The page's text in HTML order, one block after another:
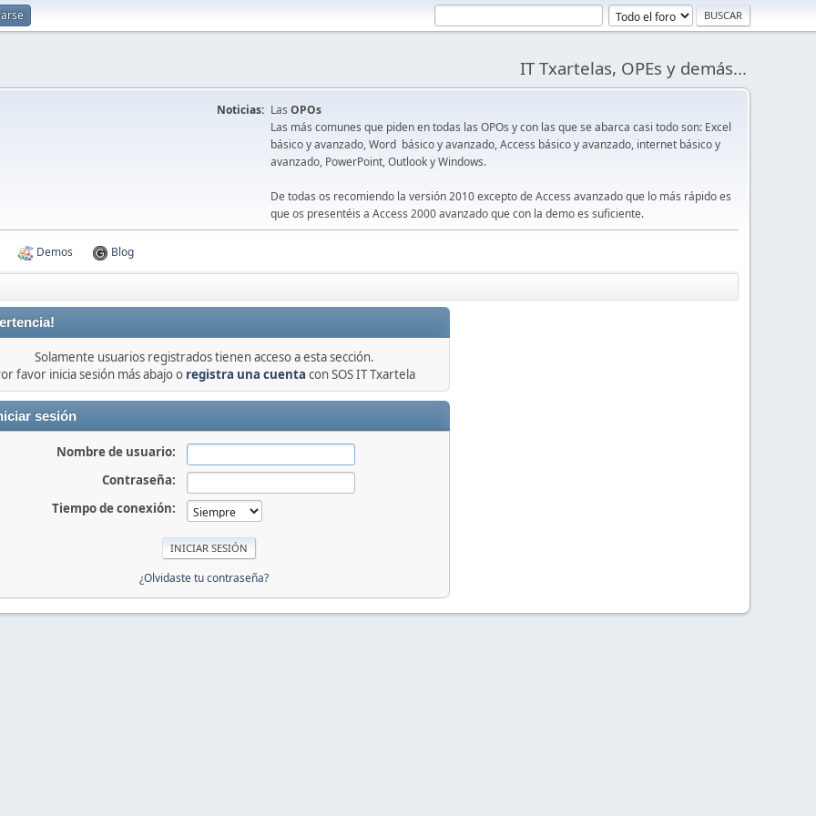
IT Txartelas, OPEs y demás...
Noticias: Las OPOs
Las más comunes que piden en todas las OPOs y con las que se abarca casi todo son: Excel
básico y avanzado, Word básico y avanzado, Access básico y avanzado, internet básico y
avanzado, PowerPoint, Outlook y Windows.
De todas os recomiendo la versión 2010 excepto de Access avanzado que lo más rápido es
que os presentéis a Access 2000 avanzado que con la demo es suficiente.
Demos Blog
Solamente usuarios registrados tienen acceso a esta sección.
favor inicia sesión más abajo o registra una cuenta con SOS IT Txartela
sesión
Nombre de usuario:
Contraseña:
Tiempo de conexión:
¿Olvidaste tu contraseña?